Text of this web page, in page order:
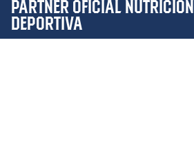
PARTNER OFICIAL NUTRICIÓN
DEPORTIVA